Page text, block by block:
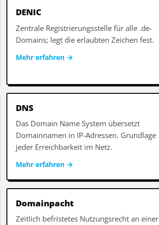
DENIC
Zentrale Registrierungsstelle für alle .de-
Domains; legt die erlaubten Zeichen fest.
Mehr erfahren →
DNS
Das Domain Name System übersetzt
Domainnamen in IP-Adressen. Grundlage
jeder Erreichbarkeit im Netz.
Mehr erfahren →
Domainpacht
Zeitlich befristetes Nutzungsrecht an einer